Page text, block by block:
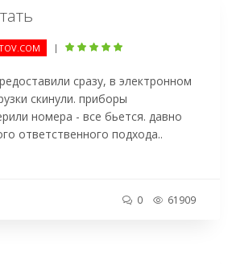
|
сразу, в электронном
скинули. приборы
номера - все бьется. давно
ответственного подхода..
0 61909